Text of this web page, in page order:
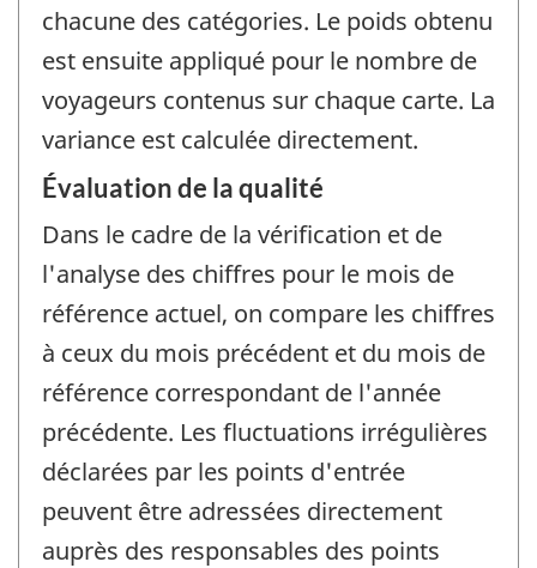
chacune des catégories. Le poids obtenu
est ensuite appliqué pour le nombre de
voyageurs contenus sur chaque carte. La
variance est calculée directement.
Évaluation de la qualité
Dans le cadre de la vérification et de
l'analyse des chiffres pour le mois de
référence actuel, on compare les chiffres
à ceux du mois précédent et du mois de
référence correspondant de l'année
précédente. Les fluctuations irrégulières
déclarées par les points d'entrée
peuvent être adressées directement
auprès des responsables des points